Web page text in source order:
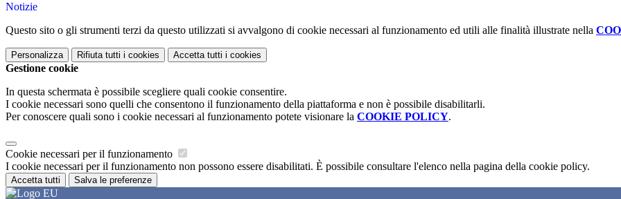
Notizie
Questo sito o gli strumenti terzi da questo utilizzati si avvalgono di cookie necessari al funzionamento ed utili alle finalità illustrate nella
Personalizza Rifiuta tutti i cookies Accetta tutti i cookies
Gestione cookie
In questa schermata è possibile scegliere quali cookie consentire.
I cookie necessari sono quelli che consentono il funzionamento della piattaforma e non è possibile disabilitarli.
Per conoscere quali sono i cookie necessari al funzionamento potete visionare la COOKIE POLICY.
Cookie necessari per il funzionamento
I cookie necessari per il funzionamento non possono essere disabilitati. È possibile consultare l'elenco nella pagina della cookie policy.
Accetta tutti Salva le preferenze